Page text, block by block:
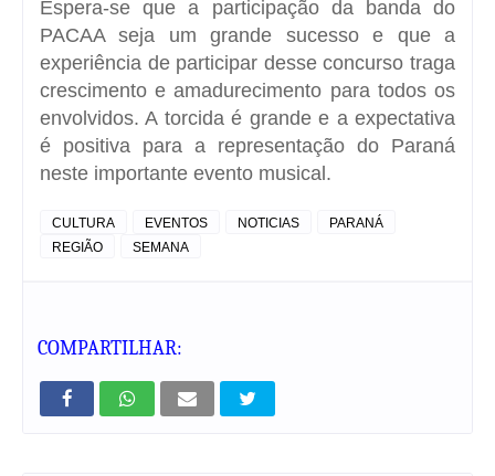
Espera-se que a participação da banda do
PACAA seja um grande sucesso e que a
experiência de participar desse concurso traga
crescimento e amadurecimento para todos os
envolvidos. A torcida é grande e a expectativa
é positiva para a representação do Paraná
neste importante evento musical.
CULTURA EVENTOS NOTICIAS
PARANÁ
REGIÃO
SEMANA
COMPARTILHAR: